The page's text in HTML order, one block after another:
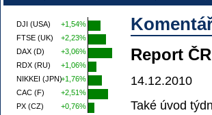
Report
14.12.2010
Také úvod
DJI (USA)
FTSE (UK)
DAX (D)
RDX (RU)
NIKKEI (JPN)
CAC (F)
PX (CZ)
+1,54%
+2,23%
+3,06%
+1,06%
+1,76%
+2,51%
+0,76%